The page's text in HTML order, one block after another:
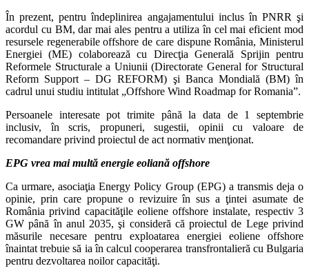
În prezent, pentru îndeplinirea angajamentului inclus în PNRR şi
acordul cu BM, dar mai ales pentru a utiliza în cel mai eficient mod
resursele regenerabile offshore de care dispune România, Ministerul
Energiei (ME) colaborează cu Direcţia Generală Sprijin pentru
Reformele Structurale a Uniunii (Directorate General for Structural
Reform Support – DG REFORM) şi Banca Mondială (BM) în
cadrul unui studiu intitulat „Offshore Wind Roadmap for Romania”.
Persoanele interesate pot trimite până la data de 1 septembrie
inclusiv, în scris, propuneri, sugestii, opinii cu valoare de
recomandare privind proiectul de act normativ menţionat.
EPG vrea mai multă energie eoliană offshore
Ca urmare, asociaţia Energy Policy Group (EPG) a transmis deja o
opinie, prin care propune o revizuire în sus a ţintei asumate de
România privind capacităţile eoliene offshore instalate, respectiv 3
GW până în anul 2035, şi consideră că proiectul de Lege privind
măsurile necesare pentru exploatarea energiei eoliene offshore
înaintat trebuie să ia în calcul cooperarea transfrontalieră cu Bulgaria
pentru dezvoltarea noilor capacităţi.